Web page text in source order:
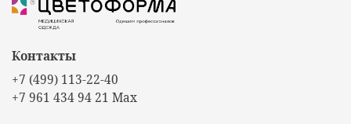
Контакты
+7 (499) 113-22-40
+7 961 434 94 21 Max